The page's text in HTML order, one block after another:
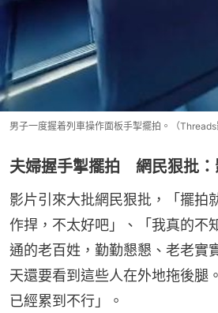
男子一度握着列車操作面板手掣擺拍。（Threads
夫婦握手掣擺拍 網民狠批：
影片引來大批網民狠批，「擺拍
作捍，不太好吧」、「我真的不
通的老百姓，勤勤懇懇、老老實
天還要看到這些人在外地拖後腿
已經累到不行」。